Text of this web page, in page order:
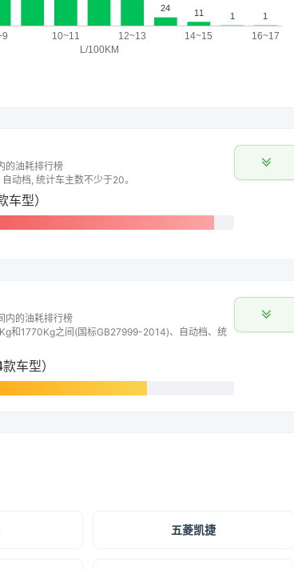
的油耗排行榜
动档, 统计车主数不少于20。
型）
内的油耗排行榜
和1770Kg之间(国标GB27999-2014)、自动档、统
车型）
五菱凯捷